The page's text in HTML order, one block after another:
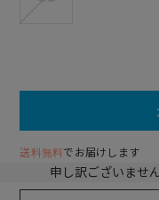
送料無料でお届けします
申し訳ございませ